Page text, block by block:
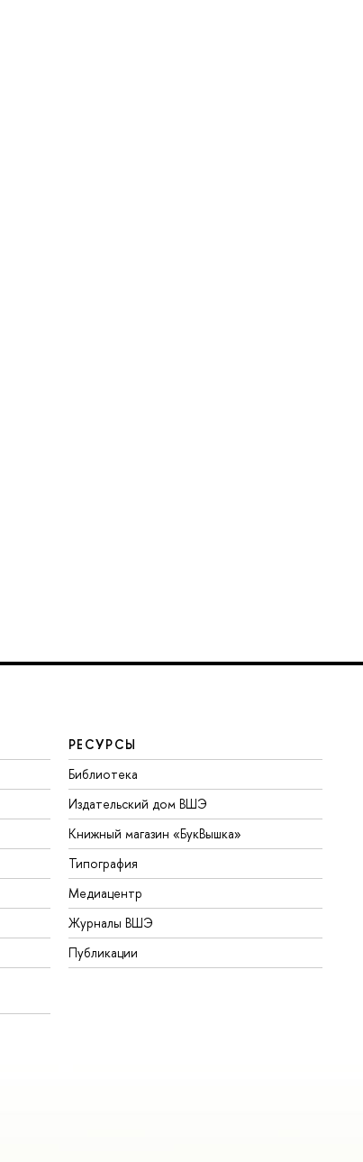
РЕСУРСЫ
Библиотека
Издательский дом ВШЭ
Книжный магазин «БукВышка»
Типография
Медиацентр
Журналы ВШЭ
Публикации